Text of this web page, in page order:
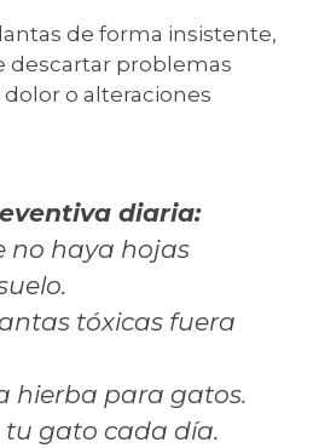
de forma insistente,
descartar problemas
o alteraciones
diaria:
no haya hojas
tóxicas fuera
hierba para gatos.
tu gato cada día.